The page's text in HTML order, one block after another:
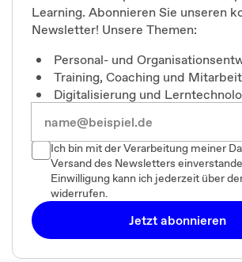
Learning. Abonnieren Sie unseren
Newsletter! Unsere Themen:
Personal- und
Training, Coaching und
Digitalisierung und
Ich bin mit der Verarbeitung meiner
Versand des Newsletters
Einwilligung kann ich jederzeit über
widerrufen.
Jetzt abonnieren